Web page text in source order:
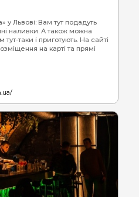
у Львові: Вам тут подадуть
наливки. А також можна
таки і приготують. На сайті
на карті та прямі